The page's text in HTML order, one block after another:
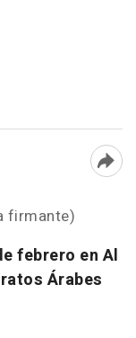
firmante)
febrero en Al
Árabes